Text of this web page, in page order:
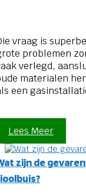
vraag is
problemen
verlegd,
materialen
een
Lees Meer
zijn de